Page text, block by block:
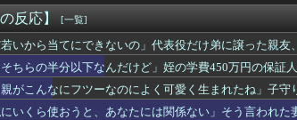
況、口は禍の元【MLB】
スター」Switch 2版の映像に衝撃！海外フ...
級車を買うと葬儀屋さんみたいになります」
という軽自動車は世界中で販売されるべきだ！
人も日本に旅行に行ってあげるのに、どうして日本...
ーガル】7話 穏健派のオゴタイと武闘派のトルイ&#...
を蹴り落とす大偉業！（海外の反応）
反応】 [一覧]
若いから当てにできないの」代表役だけ弟に譲った親
そちらの半分以下なんだけど」姪の学費450万円の保証
親がこんなにフツーなのによく可愛く生まれたね」子
にいくら使おうと、あなたには関係ない」そう言われ